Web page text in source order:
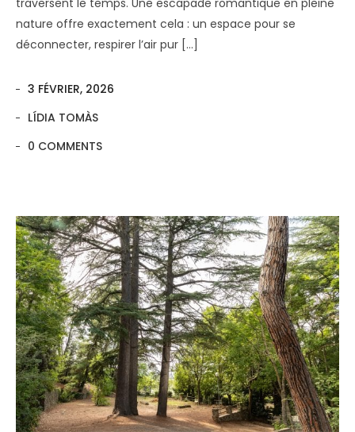
nature offre exactement cela : un espace pour se
déconnecter, respirer l’air pur […]
3 FÉVRIER, 2026
LÍDIA TOMÀS
0 COMMENTS